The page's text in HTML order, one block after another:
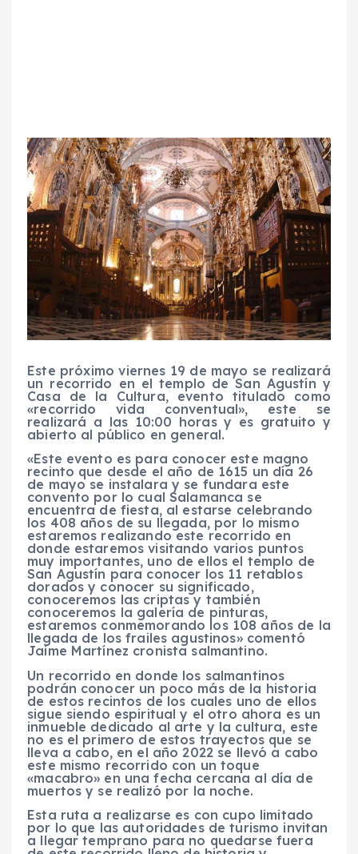
Este próximo viernes 19 de mayo se realizará
un recorrido en el templo de San Agustín y
Casa de la Cultura, evento titulado como
«recorrido vida conventual», este se
realizará a las 10:00 horas y es gratuito y
abierto al público en general.
«Este evento es para conocer este magno
recinto que desde el año de 1615 un día 26
de mayo se instalara y se fundara este
convento por lo cual Salamanca se
encuentra de fiesta, al estarse celebrando
los 408 años de su llegada, por lo mismo
estaremos realizando este recorrido en
donde estaremos visitando varios puntos
muy importantes, uno de ellos el templo de
San Agustín para conocer los 11 retablos
dorados y conocer su significado,
conoceremos las criptas y también
conoceremos la galería de pinturas,
estaremos conmemorando los 108 años de la
llegada de los frailes agustinos» comentó
Jaime Martínez cronista salmantino.
Un recorrido en donde los salmantinos
podrán conocer un poco más de la historia
de estos recintos de los cuales uno de ellos
sigue siendo espiritual y el otro ahora es un
inmueble dedicado al arte y la cultura, este
no es el primero de estos trayectos que se
lleva a cabo, en el año 2022 se llevó a cabo
este mismo recorrido con un toque
«macabro» en una fecha cercana al día de
muertos y se realizó por la noche.
Esta ruta a realizarse es con cupo limitado
por lo que las autoridades de turismo invitan
a llegar temprano para no quedarse fuera